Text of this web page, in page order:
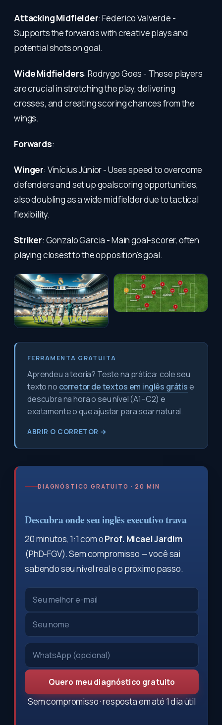
Attacking Midfielder: Federico Valverde -
Supports the forwards with creative plays and
potential shots on goal.
Wide Midfielders: Rodrygo Goes - These players
are crucial in stretching the play, delivering
crosses, and creating scoring chances from the
wings.
Forwards:
Winger: Vinícius Júnior - Uses speed to overcome
defenders and set up goalscoring opportunities,
also doubling as a wide midfielder due to tactical
flexibility.
Striker: Gonzalo Garcia - Main goal-scorer, often
playing closest to the opposition's goal.
FERRAMENTA GRATUITA
Aprendeu a teoria? Teste na prática: cole seu
texto no corretor de textos em inglês grátise
descubra na hora o seu nível (A1–C2) e
exatamente o que ajustar para soar natural.
ABRIR O CORRETOR →
DIAGNÓSTICO GRATUITO · 20 MIN
Descubra onde seu inglês executivo trava
20 minutos, 1:1 com oProf. Micael Jardim
(PhD-FGV). Sem compromisso — você sai
sabendo seu nível real e o próximo passo.
Quero meu diagnóstico gratuito
Sem compromisso · resposta em até 1 dia útil